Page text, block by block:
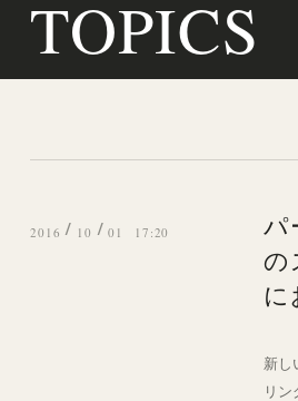
TOPICS
2016 / 10 /01 17:20
パ
の
に
新し
リン